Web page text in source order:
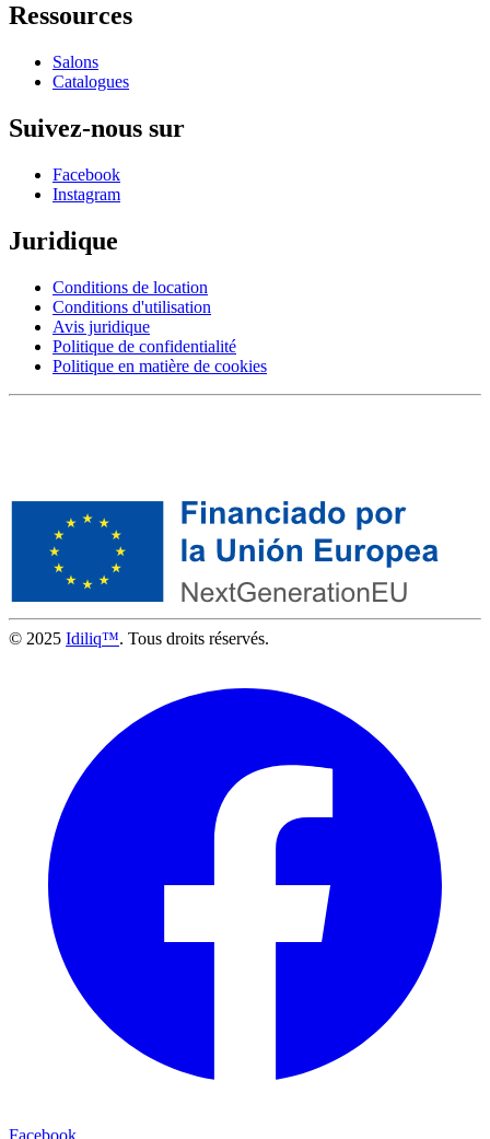
Ressources
Salons
Catalogues
Suivez-nous sur
Facebook
Instagram
Juridique
Conditions de location
Conditions d'utilisation
Avis juridique
Politique de confidentialité
Politique en matière de cookies
© 2025 Idiliq™. Tous droits réservés.
Facebook